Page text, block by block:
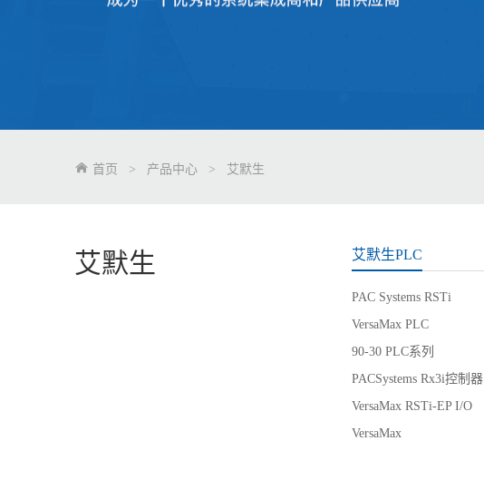
首页 > 产品中心 > 艾默生
艾默生 艾默生PLC
PAC Systems RSTi
VersaMax PLC
90-30 PLC系列
PACSystems Rx3i控制器
VersaMax RSTi-EP I/O
VersaMax